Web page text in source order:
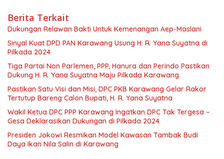
Berita Terkait
Dukungan Relawan Bakti Untuk Kemenangan Aep-Maslani
Sinyal Kuat DPD PAN Karawang Usung H. R. Yana Suyatna di
Pilkada 2024
Tiga Partai Non Parlemen, PPP, Hanura dan Perindo Pastikan
Dukung H. R. Yana Suyatna Maju Pilkada Karawang
Pastikan Satu Visi dan Misi, DPC PKB Karawang Gelar Rakor
Tertutup Bareng Calon Bupati, H. R. Yana Suyatna
Wakil Ketua DPC PPP Karawang Ingatkan DPC Tak Tergesa –
Gesa Deklarasikan Dukungan di Pilkada 2024
Presiden Jokowi Resmikan Model Kawasan Tambak Budi
Daya Ikan Nila Salin di Karawang